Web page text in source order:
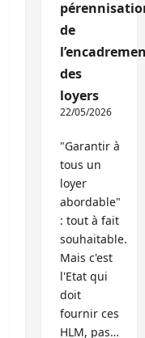
de
des
loyers
22/05/2026
"Garantir à
tous un
loyer
abordable"
: tout à fait
souhaitable.
Mais c'est
l'Etat qui
doit
fournir ces
HLM, pas…